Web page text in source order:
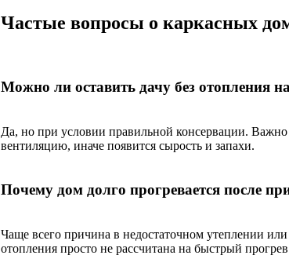
Частые вопросы о каркасных
Можно ли оставить дачу без отопления
Да, но при условии правильной консервации.
вентиляцию, иначе появится сырость и запахи.
Почему дом долго прогревается после
Чаще всего причина в недостаточном утеплении
отопления просто не рассчитана на быстрый